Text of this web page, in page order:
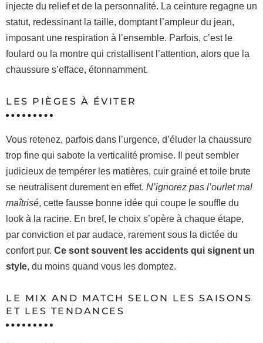
injecte du relief et de la personnalité. La ceinture regagne un
statut, redessinant la taille, domptant l’ampleur du jean,
imposant une respiration à l’ensemble. Parfois, c’est le
foulard ou la montre qui cristallisent l’attention, alors que la
chaussure s’efface, étonnamment.
LES PIÈGES À ÉVITER
Vous retenez, parfois dans l’urgence, d’éluder la chaussure
trop fine qui sabote la verticalité promise. Il peut sembler
judicieux de tempérer les matières, cuir grainé et toile brute
se neutralisent durement en effet. N’ignorez pas l’ourlet mal
maîtrisé, cette fausse bonne idée qui coupe le souffle du
look à la racine. En bref, le choix s’opère à chaque étape,
par conviction et par audace, rarement sous la dictée du
confort pur. Ce sont souvent les accidents qui signent un
style, du moins quand vous les domptez.
LE MIX AND MATCH SELON LES SAISONS
ET LES TENDANCES